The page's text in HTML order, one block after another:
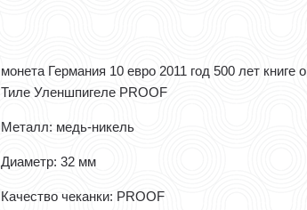
монета Германия 10 евро 2011 год 500 лет книге о
Тиле Уленшпигеле PROOF
Металл: медь-никель
Диаметр: 32 мм
Качество чеканки: PROOF